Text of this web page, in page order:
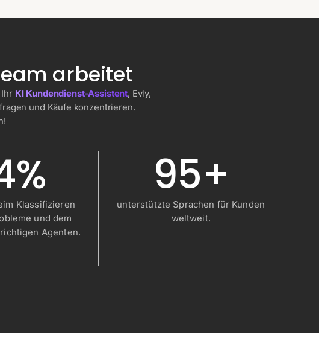
arbeitet
KI Kundendienst-Assistent, Evly,
und Käufe konzentrieren.
Klassifizieren
und dem
Agenten.
95+
unterstützte Sprachen für Kunden
weltweit.